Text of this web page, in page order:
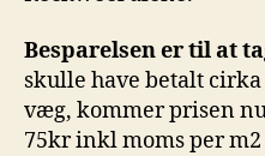
Besparelsen er til at
skulle have betalt
væg, kommer prisen
75kr inkl moms per